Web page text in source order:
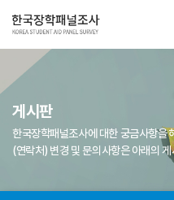
게시판
한국장학패널조사에 대한 궁금사항을
(연락처) 변경 및 문의사항은 아래의